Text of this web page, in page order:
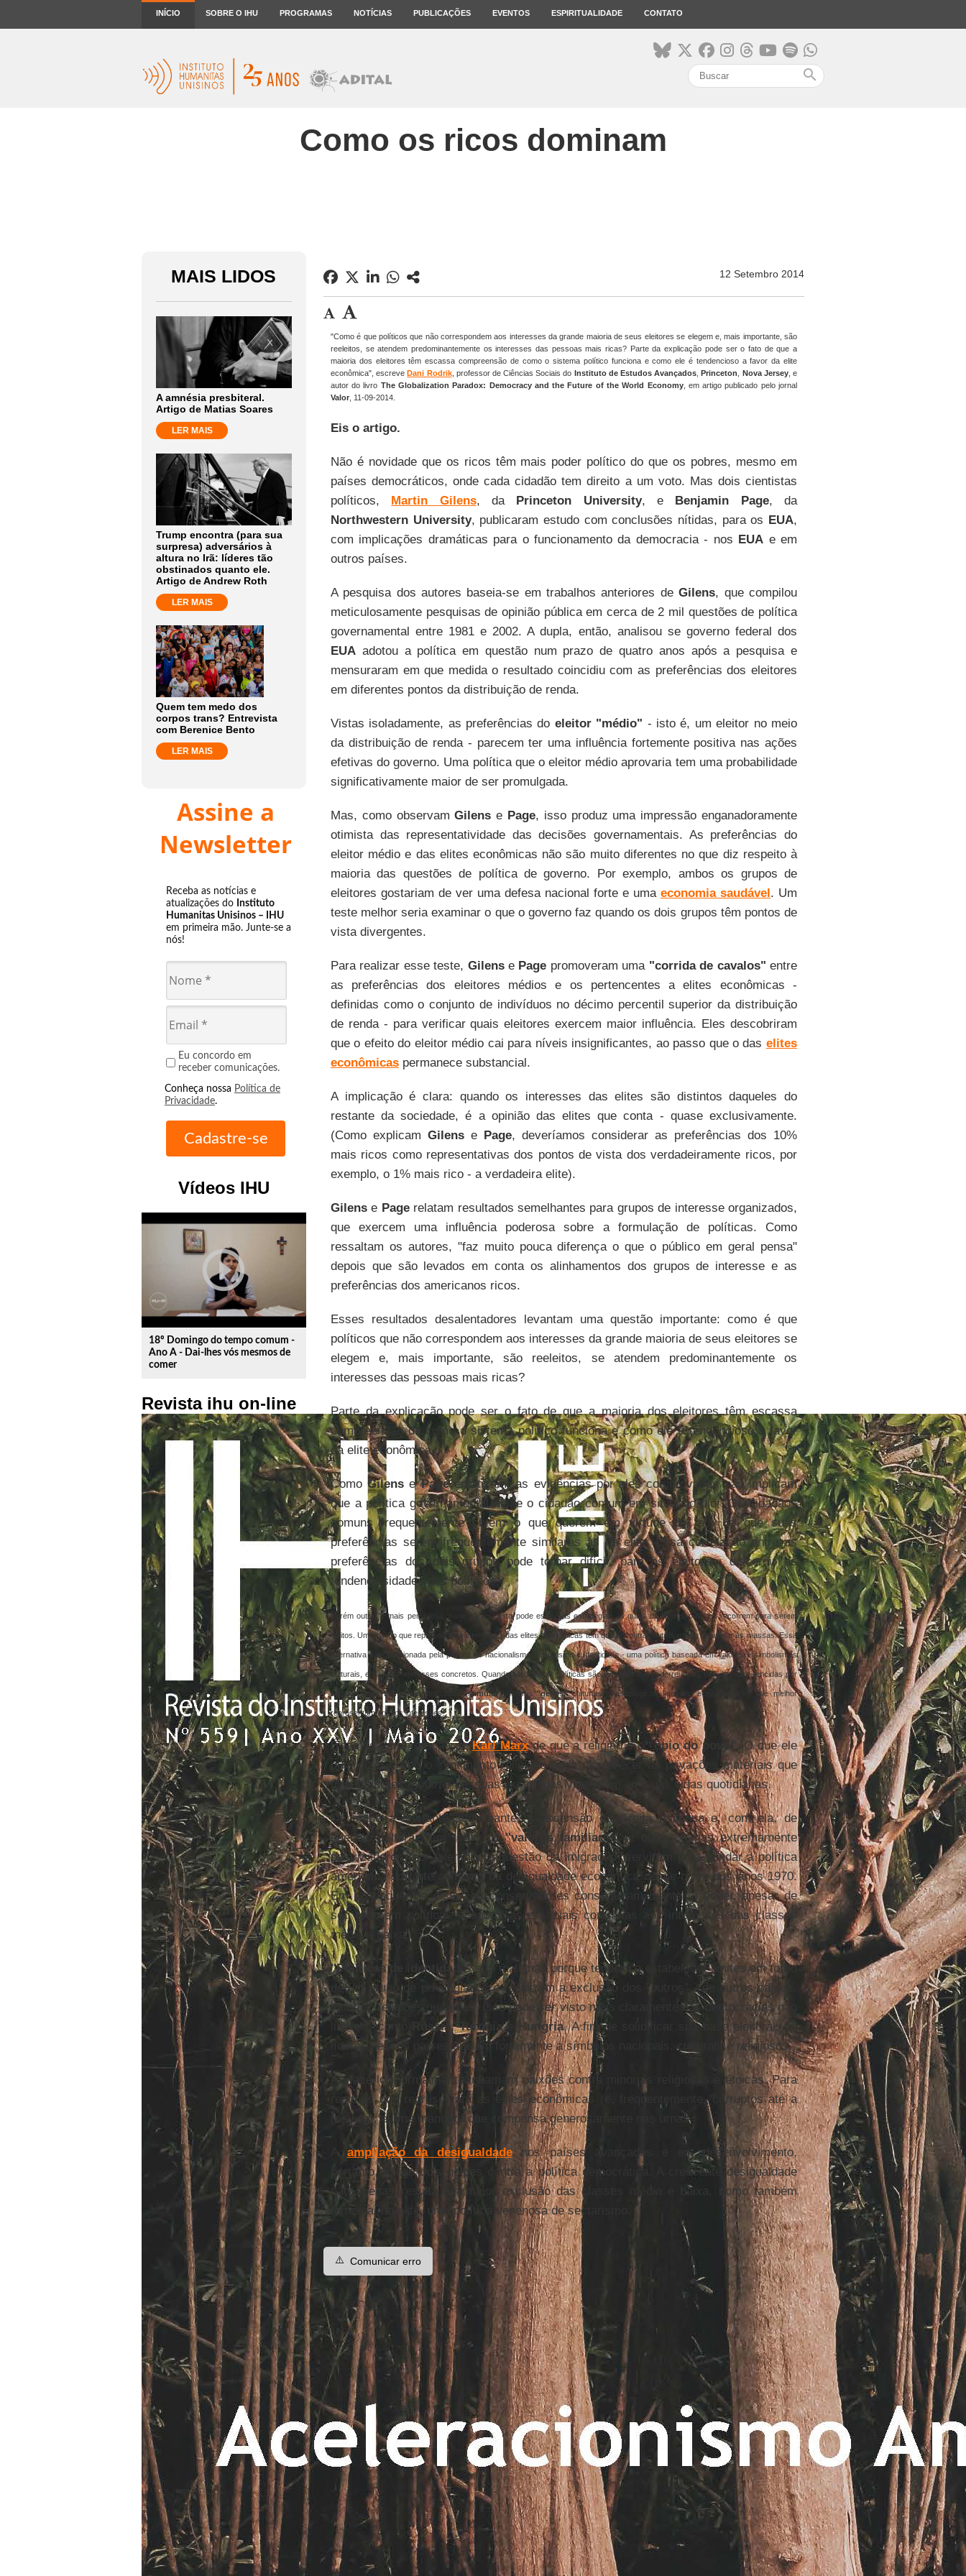
INÍCIO SOBRE O IHU PROGRAMAS NOTÍCIAS PUBLICAÇÕES EVENTOS ESPIRITUALIDADE CONTATO
search
Como os ricos dominam
MAIS LIDOS
A amnésia presbiteral.
Artigo de Matias Soares
LER MAIS
Trump encontra (para sua
surpresa) adversários à
altura no Irã: líderes tão
obstinados quanto ele.
Artigo de Andrew Roth
LER MAIS
Quem tem medo dos
corpos trans? Entrevista
com Berenice Bento
LER MAIS
Assine a
Newsletter
Receba as notícias e
atualizações do Instituto
Humanitas Unisinos – IHU
em primeira mão. Junte-se a
nós!
Eu concordo em
receber comunicações.
Conheça nossa Política de
Privacidade.
Vídeos IHU
play_circle_outline
18º Domingo do tempo comum -
Ano A - Dai-lhes vós mesmos de
comer
Revista ihu on-line
12 Setembro 2014
"Como é que políticos que não correspondem aos interesses da grande maioria de seus eleitores se elegem e, mais importante, são
reeleitos, se atendem predominantemente os interesses das pessoas mais ricas? Parte da explicação pode ser o fato de que a
maioria dos eleitores têm escassa compreensão de como o sistema político funciona e como ele é tendencioso a favor da elite
econômica", escreveDani Rodrik, professor de Ciências Sociais do Instituto de Estudos Avançados ,Princeton Nova Jersey, e
autor do livro The Globalization Paradox: Democracy and the Future of the World Economy, em artigo publicado pelo jornal
Valor, 11-09-2014.
Eis o artigo.
Não é novidade que os ricos têm mais poder político do que os pobres, mesmo em
países democráticos, onde cada cidadão tem direito a um voto. Mas dois cientistas
políticos, Martin Gilens, da Princeton University, e Benjamin Page, da
Northwestern University, publicaram estudo com conclusões nítidas, para os EUA,
com implicações dramáticas para o funcionamento da democracia - nos EUA e em
outros países.
A pesquisa dos autores baseia-se em trabalhos anteriores deGilens, que compilou
meticulosamente pesquisas de opinião pública em cerca de 2 mil questões de política
governamental entre 1981 e 2002. A dupla, então, analisou se governo federal dos
EUAadotou a política em questão num prazo de quatro anos após a pesquisa e
mensuraram em que medida o resultado coincidiu com as preferências dos eleitores
em diferentes pontos da distribuição de renda.
Vistas isoladamente, as preferências do eleitor "médio" - isto é, um eleitor no meio
da distribuição de renda - parecem ter uma influência fortemente positiva nas ações
efetivas do governo. Uma política que o eleitor médio aprovaria tem uma probabilidade
significativamente maior de ser promulgada.
Mas, como observamGilense Page, isso produz uma impressão enganadoramente
otimista das representatividade das decisões governamentais. As preferências do
eleitor médio e das elites econômicas não são muito diferentes no que diz respeito à
maioria das questões de política de governo. Por exemplo, ambos os grupos de
eleitores gostariam de ver uma defesa nacional forte e uma economia saudável. Um
teste melhor seria examinar o que o governo faz quando os dois grupos têm pontos de
vista divergentes.
Para realizar esse teste, Gilense Page promoveram uma"corrida de cavalos" entre
as preferências dos eleitores médios e os pertencentes a elites econômicas -
definidas como o conjunto de indivíduos no décimo percentil superior da distribuição
de renda - para verificar quais eleitores exercem maior influência. Eles descobriram
que o efeito do eleitor médio cai para níveis insignificantes, ao passo que o das elites
econômicaspermanece substancial.
A implicação é clara: quando os interesses das elites são distintos daqueles do
restante da sociedade, é a opinião das elites que conta - quase exclusivamente.
(Como explicam Gilense Page, deveríamos considerar as preferências dos 10%
mais ricos como representativas dos pontos de vista dos verdadeiramente ricos, por
exemplo, o 1% mais rico - a verdadeira elite).
Gilense Pagerelatam resultados semelhantes para grupos de interesse organizados,
que exercem uma influência poderosa sobre a formulação de políticas. Como
ressaltam os autores, "faz muito pouca diferença o que o público em geral pensa"
depois que são levados em conta os alinhamentos dos grupos de interesse e as
preferências dos americanos ricos.
Esses resultados desalentadores levantam uma questão importante: como é que
políticos que não correspondem aos interesses da grande maioria de seus eleitores se
elegem e, mais importante, são reeleitos, se atendem predominantemente os
interesses das pessoas mais ricas?
Parte da explicação pode ser o fato de que a maioria dos eleitores têm escassa
compreensão de como o sistema político funciona e como ele é tendencioso a favor
da elite econômica.
ComoGilens ePageenfatizam, as evidências por eles comprovadas não implicam
que a política governamental deixe o cidadão comum em situação pior. Os cidadãos
comuns frequentemente obtêm o que querem em virtude do fato de que suas
preferências serem frequentemente similares às da elite. Essa correlação entre as
preferências dos dois grupos pode tornar difícil, para os eleitores, discernir as
tendenciosidades dos políticos.
Porém outra, e mais perniciosa, parte da resposta pode estar nas estratégias às quais os líderes políticos recorrem para serem
eleitos. Um político que representa os interesses das elites econômicas tem que encontrar outros meios de apelar às massas. Essa
alternativa é proporcionada pela política de nacionalismo, sectarismo e identidade - uma política baseada em valores e simbolismos
culturais, e não em interesses concretos. Quando as disputas políticas são travadas nesse terreno, as eleições são vencidas por
aqueles mais bem sucedidos em "estimular"nossos"genes"culturais e psicológicos latentes, e não aqueles que melhor
representam nossos interesses.
É famosa a afirmação deKarl Marxde que a religião é o"ópio do povo" . O que ele
quis dizer é que o sentimento religioso pode obscurecer as privações materiais que
trabalhadores e outras pessoas exploradas vivenciam em suas vidas quotidianas.
De maneira bastante semelhante, a ascensão da direita religiosa e, com ela, de
guerras culturais em torno de"valores familiares" e outros temas extremamente
polarizadores (por exemplo, a questão da imigração) serviram para blindar a política
americana do forte aumento da desigualdade econômica desde o fim dos anos 1970.
Em consequência disso, os conservadores conseguiram manter o poder, apesar de
seu foco em políticas econômicas e sociais contrárias aos interesses das classes
média e baixa.
"Políticas de identidade"são malignas porque tendem a estabelecer limites em torno
de um grupo de privilegiados e requerem a exclusão dos "outros" - de outros países,
valores, religiões ou etnias. Isso pode ser visto mais claramente nas democracias não
liberais, como
Rússia,Turquiae Hungria. A fim de solidificar sua base eleitoral, os
líderes desses países apelam fortemente a símbolos nacionais, culturais e religiosos.
Ao fazê-lo, normalmente inflamam paixões contra minorias religiosas e étnicas. Para
regimes que representam as elites econômicas (e, frequentemente, corruptos até a
medula), é uma manobra que compensa generosamente nas urnas.
A ampliação da desigualdadenos países avançados e em desenvolvimento,
portanto, inflige dois golpes contra a política democrática. A crescente desigualdade
não apenas resulta em maior exclusão das classes média e baixa, como também
fomenta, na elite, uma política venenosa de sectarismo.
⚠️ Comunicar erro